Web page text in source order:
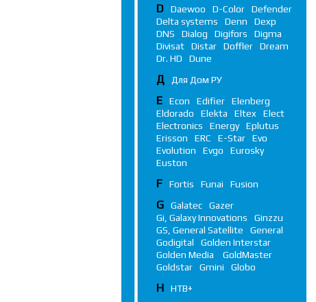
D Daewoo D-Color
Defender
Delta systems
Denn
Dexp
DNS
Dialog Digifors
Digma
Divisat
Distar Doffler
Dream
Dr. HD
Dune
Д Для Дом РУ
E Econ Edifier
Elenberg
Eldorado
Elekta Eltex
Elect
Electronics
Energy
Eplutus
Erisson
ERC E-Star
Evo
Evolution
Evgo
Eurosky
Euston
F Fortis Funai Fusion
G Galatec
Gazer
Gi, Galaxy Innovations
Ginzzu
GS, General Satellite
General
Godigital
Golden Interstar
Golden Media
GoldMaster
Goldstar
Gmini Globo
Н НТВ+